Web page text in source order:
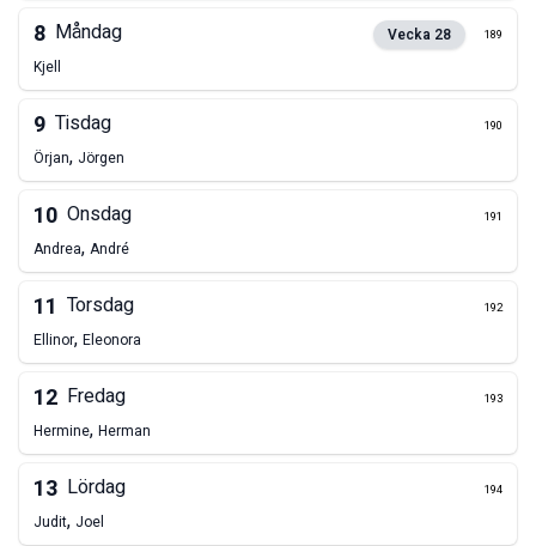
8 Måndag Vecka 28 189
Kjell
9 Tisdag 190
Örjan, Jörgen
10 Onsdag 191
Andrea, André
11 Torsdag 192
Ellinor, Eleonora
12 Fredag 193
Hermine, Herman
13 Lördag 194
Judit, Joel